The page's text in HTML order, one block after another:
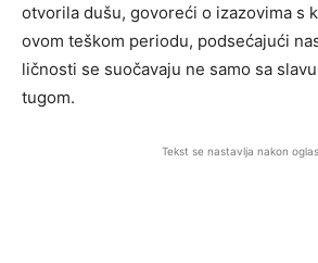
otvorila dušu, govoreći o izazovima s
ovom teškom periodu, podsećajući
ličnosti se suočavaju ne samo sa
tugom.
Tekst se nastavlja nakon